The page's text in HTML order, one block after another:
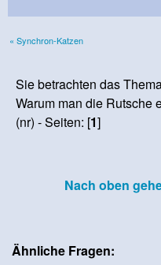
« Synchron-Katzen
Sie betrachten das
Warum man die Rutsche
(nr) - Seiten: [1]
Nach oben
Ähnliche Fragen: